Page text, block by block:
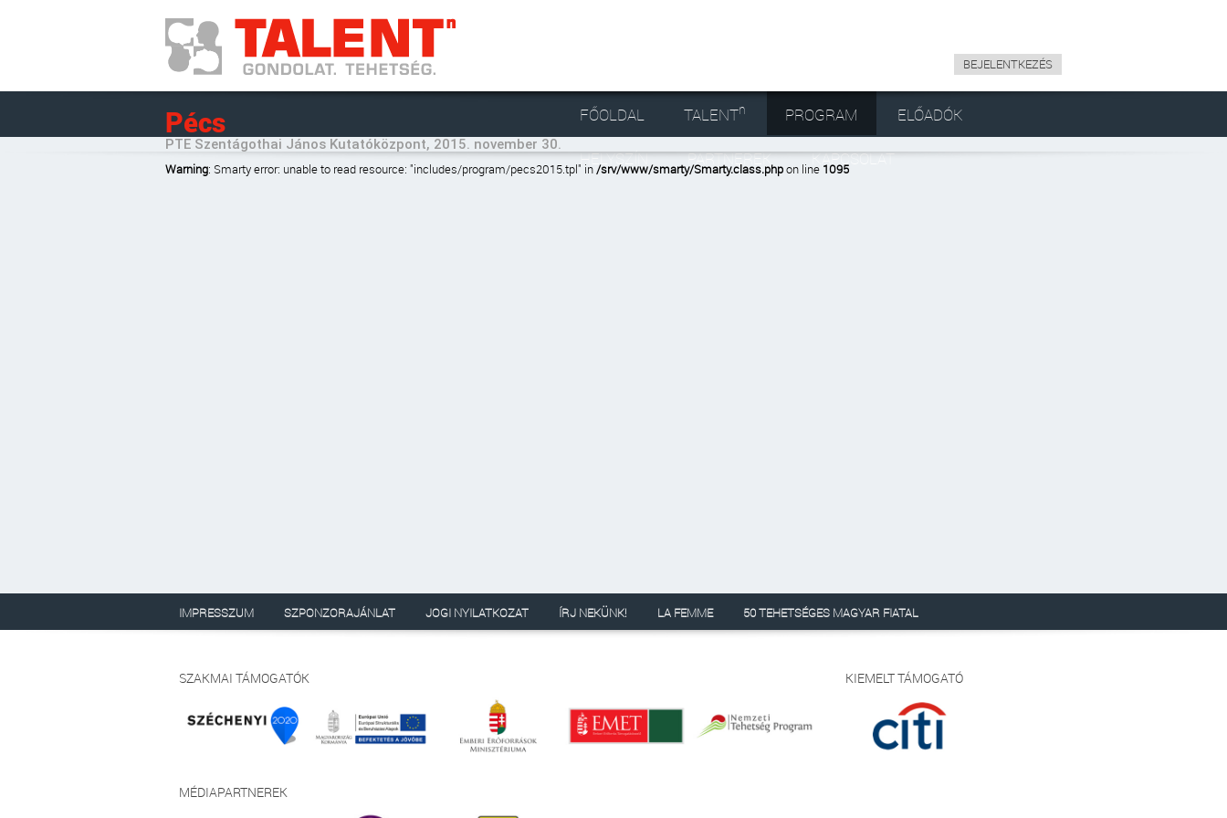
BEJELENTKEZÉS
Pécs
PTE Szentágothai János Kutatóközpont, 2015. november 30.
FŐOLDAL TALENTn PROGRAM ELŐADÓK
HELYSZÍN PARTNEREK KAPCSOLAT
Warning: Smarty error: unable to read resource: "includes/program/pecs2015.tpl" in/srv/www/smarty/Smarty.class.phpon line 1095
IMPRESSZUM SZPONZORAJÁNLAT JOGI NYILATKOZAT ÍRJ NEKÜNK! LA FEMME 50 TEHETSÉGES MAGYAR FIATAL
SZAKMAI TÁMOGATÓK KIEMELT TÁMOGATÓ
MÉDIAPARTNEREK